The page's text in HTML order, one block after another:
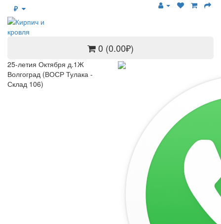
₽
0 (0.00₽)
25-летия Октября д.1Ж
Волгоград (ВОСР Тулака -
Склад 106)